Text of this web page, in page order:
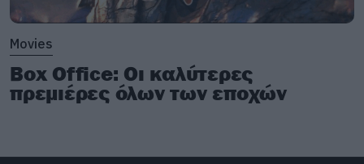
Movies
Box Office: Οι καλύτερες
πρεμιέρες όλων των εποχών